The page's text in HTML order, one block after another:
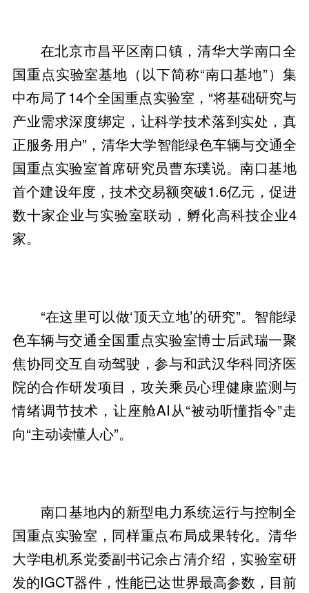
在北京市昌平区南口镇，清华大学南口全
国重点实验室基地（以下简称“南口基地”）集
中布局了14个全国重点实验室，“将基础研究与
产业需求深度绑定，让科学技术落到实处，真
正服务用户”，清华大学智能绿色车辆与交通全
国重点实验室首席研究员曹东璞说。南口基地
首个建设年度，技术交易额突破1.6亿元，促进
数十家企业与实验室联动，孵化高科技企业4
家。
“在这里可以做‘顶天立地’的研究”。智能绿
色车辆与交通全国重点实验室博士后武瑞一聚
焦协同交互自动驾驶，参与和武汉华科同济医
院的合作研发项目，攻关乘员心理健康监测与
情绪调节技术，让座舱AI从“被动听懂指令”走
向“主动读懂人心”。
南口基地内的新型电力系统运行与控制全
国重点实验室，同样重点布局成果转化。清华
大学电机系党委副书记余占清介绍，实验室研
发的IGCT器件，性能已达世界最高参数，目前